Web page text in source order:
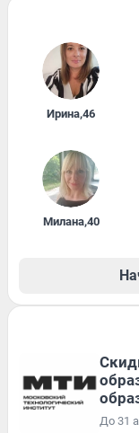
Ирина,46
Милана,40
До 31